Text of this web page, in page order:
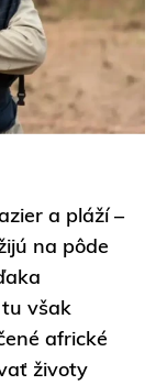
a pláží –
na pôde
však
africké
životy